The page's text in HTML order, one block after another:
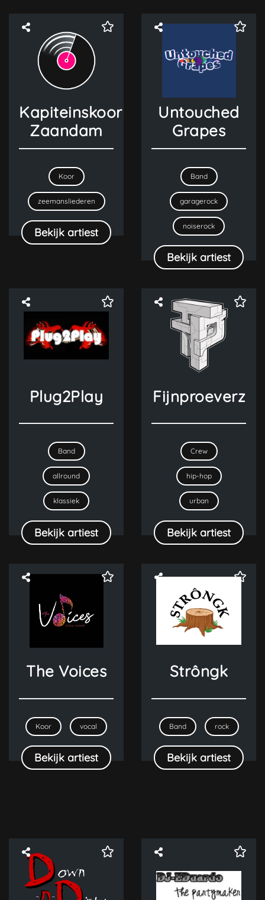
Kapiteinskoor
Zaandam
Koor
zeemansliederen
Bekijk artiest
Untouched
Grapes
Band
garagerock
noiserock
Bekijk artiest
Plug2Play
Band
allround
klassiek
Bekijk artiest
Fijnproeverz
Crew
hip-hop
urban
Bekijk artiest
The Voices
Koor vocal
Bekijk artiest
Strôngk
Band rock
Bekijk artiest